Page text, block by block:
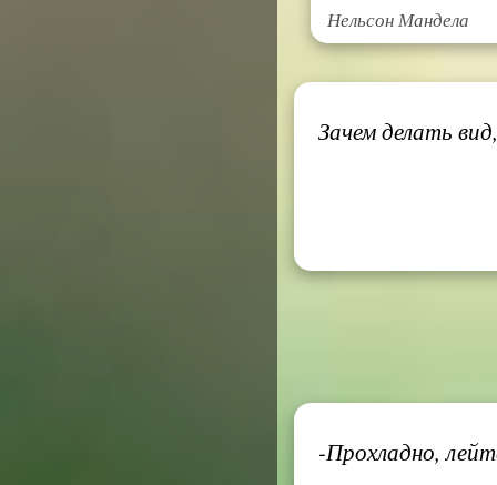
Нельсон Мандела
Зачем делать
-Прохладно,